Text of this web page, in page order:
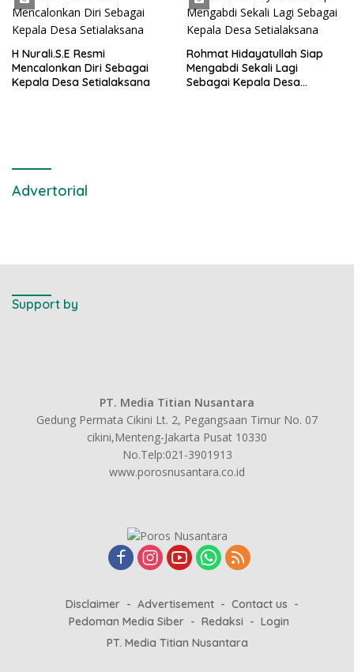
H Nurali.S.E Resmi
Mencalonkan Diri Sebagai
Kepala Desa Setialaksana
Rohmat Hidayatullah Siap
Mengabdi Sekali Lagi
Sebagai Kepala Desa
Advertorial
Support by
PT. Media Titian Nusantara
Gedung Permata Cikini Lt. 2, Pegangsaan Timur No. 07
cikini,Menteng-Jakarta Pusat 10330
No.Telp:021-3901913
www.porosnusantara.co.id
Disclaimer Advertisement
Contact us
Pedoman Media Siber
Redaksi
Login
PT. Media Titian Nusantara